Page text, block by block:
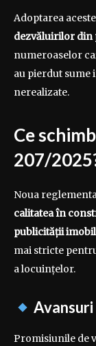
Adoptarea
dezvăluirilor din
numeroaselor
au pierdut
nerealizate.
Ce
207/
Noua
calitatea în
publicității
mai stricte
a locuințelor.
Promisiunile de